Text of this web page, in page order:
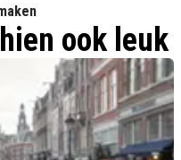
ook leuk